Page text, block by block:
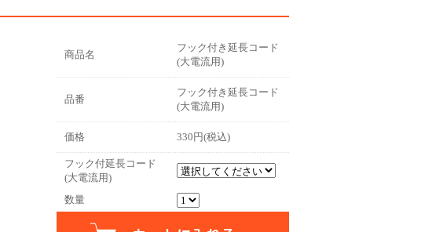
商品名
フック付き延長コード
(大電流用)
品番
フック付き延長コード
(大電流用)
価格 330円(税込)
フック付延長コード
(大電流用)
数量